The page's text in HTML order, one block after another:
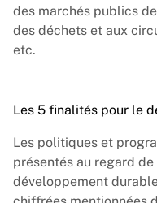
des marchés publics
des déchets et aux
etc.
Les 5 finalités pour le
Les politiques et
présentés au regard
développement